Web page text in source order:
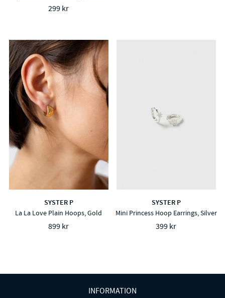
299 kr
SYSTER P
La La Love Plain Hoops, Gold
899 kr
SYSTER P
Mini Princess Hoop Earrings, Silver
399 kr
INFORMATION